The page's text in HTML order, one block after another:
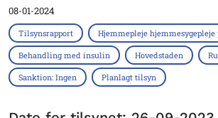
08-01-2024
Tilsynsrapport Hjemmepleje
Behandling med insulin Hovedstaden
Sanktion: Ingen Planlagt tilsyn